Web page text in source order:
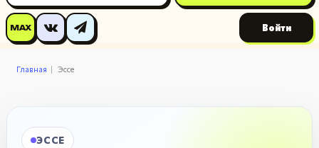
MAX Войти
Главная Эссе
ЭССЕ